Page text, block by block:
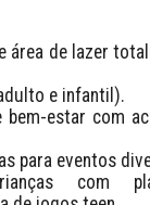
área de lazer
e infantil).
bem-estar com
para eventos
com